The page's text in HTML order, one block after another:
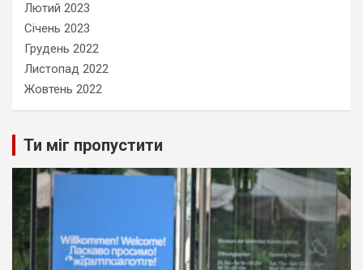
Лютий 2023
Січень 2023
Грудень 2022
Листопад 2022
Жовтень 2022
Ти міг пропустити